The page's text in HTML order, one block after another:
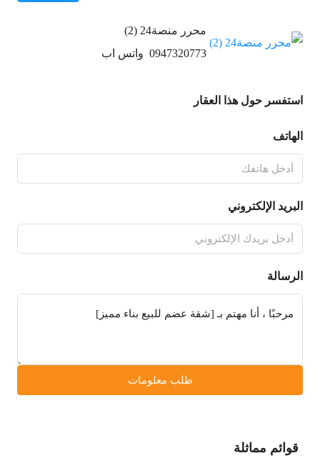
محرر منصة24 (2)
0947320773 واتس اب
استفسر حول هذا العقار
الهاتف
البريد الإلكتروني
الرسالة
طلب معلومات
قوائم مماثلة